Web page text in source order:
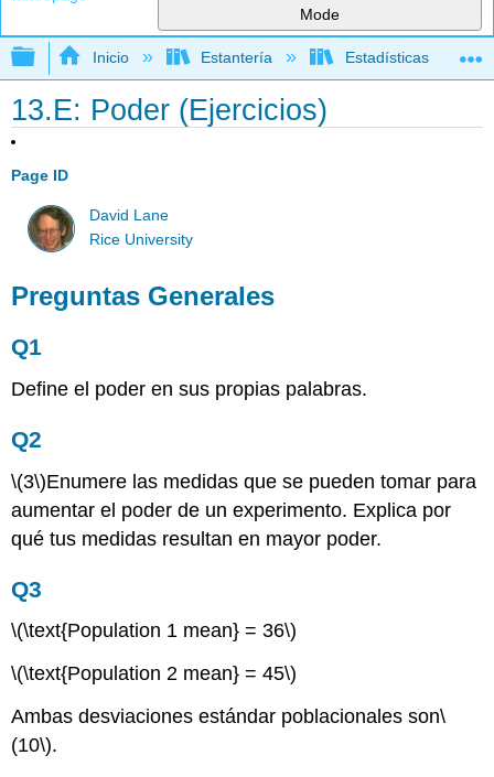
Mode
Expandir/contraer jerarquía global
Inicio Estantería Estadísticas
13.E: Poder (Ejercicios)
Page ID
David Lane
Rice University
Preguntas Generales
Q1
Define el poder en sus propias palabras.
Q2
\(3\)Enumere las medidas que se pueden tomar para
aumentar el poder de un experimento. Explica por
qué tus medidas resultan en mayor poder.
Q3
\(\text{Population 1 mean} = 36\)
\(\text{Population 2 mean} = 45\)
Ambas desviaciones estándar poblacionales son\
(10\).